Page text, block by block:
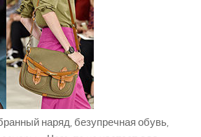
наряд, безупречная обувь,